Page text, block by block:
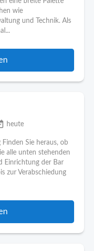
wie
und Technik. Als
heute
Sie heraus, ob
alle unten stehenden
Einrichtung der Bar
zur Verabschiedung